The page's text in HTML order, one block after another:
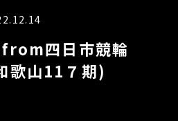
四日市競輪
山11７期)